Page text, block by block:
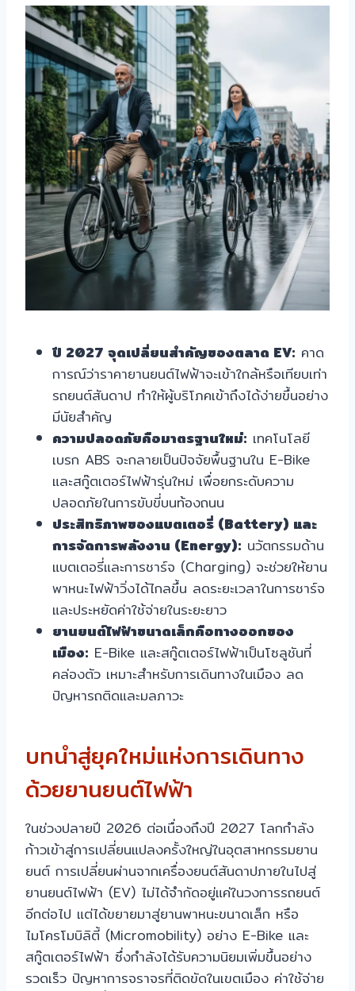
ปี 2027 จุดเปลี่ยนสำคัญของตลาด EV: คาด
การณ์ว่าราคายานยนต์ไฟฟ้าจะเข้าใกล้หรือเทียบเท่า
รถยนต์สันดาป ทำให้ผู้บริโภคเข้าถึงได้ง่ายขึ้นอย่าง
มีนัยสำคัญ
ความปลอดภัยคือมาตรฐานใหม่: เทคโนโลยี
เบรก ABS จะกลายเป็นปัจจัยพื้นฐานใน E-Bike
และสกู๊ตเตอร์ไฟฟ้ารุ่นใหม่ เพื่อยกระดับความ
ปลอดภัยในการขับขี่บนท้องถนน
ประสิทธิภาพของแบตเตอรี่ (Battery) และ
การจัดการพลังงาน (Energy): นวัตกรรมด้าน
แบตเตอรี่และการชาร์จ (Charging) จะช่วยให้ยาน
พาหนะไฟฟ้าวิ่งได้ไกลขึ้น ลดระยะเวลาในการชาร์จ
และประหยัดค่าใช้จ่ายในระยะยาว
ยานยนต์ไฟฟ้าขนาดเล็กคือทางออกของ
เมือง: E-Bike และสกู๊ตเตอร์ไฟฟ้าเป็นโซลูชันที่
คล่องตัว เหมาะสำหรับการเดินทางในเมือง ลด
ปัญหารถติดและมลภาวะ
บทนำสู่ยุคใหม่แห่งการเดินทาง
ด้วยยานยนต์ไฟฟ้า
ในช่วงปลายปี 2026 ต่อเนื่องถึงปี 2027 โลกกำลัง
ก้าวเข้าสู่การเปลี่ยนแปลงครั้งใหญ่ในอุตสาหกรรมยาน
ยนต์ การเปลี่ยนผ่านจากเครื่องยนต์สันดาปภายในไปสู่
ยานยนต์ไฟฟ้า (EV) ไม่ได้จำกัดอยู่แค่ในวงการรถยนต์
อีกต่อไป แต่ได้ขยายมาสู่ยานพาหนะขนาดเล็ก หรือ
ไมโครโมบิลิตี้ (Micromobility) อย่าง E-Bike และ
สกู๊ตเตอร์ไฟฟ้า ซึ่งกำลังได้รับความนิยมเพิ่มขึ้นอย่าง
รวดเร็ว ปัญหาการจราจรที่ติดขัดในเขตเมือง ค่าใช้จ่าย